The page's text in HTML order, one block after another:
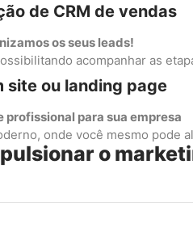
de CRM de vendas
os seus leads!
acompanhar as
site ou landing page
profissional para sua empresa
onde você mesmo pode
o